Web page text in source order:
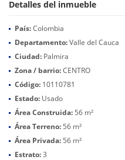
Detalles del inmueble
País:Colombia
Departamento:Valle del Cauca
Ciudad: Palmira
Zona / barrio:CENTRO
Código: 10110781
Estado: Usado
Área Construida: 56 m²
Área Terreno: 56 m²
Área Privada: 56 m²
Estrato:3